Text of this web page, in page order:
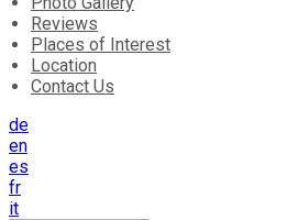
Reviews
Places of Interest
Location
Contact Us
de
en
es
fr
it